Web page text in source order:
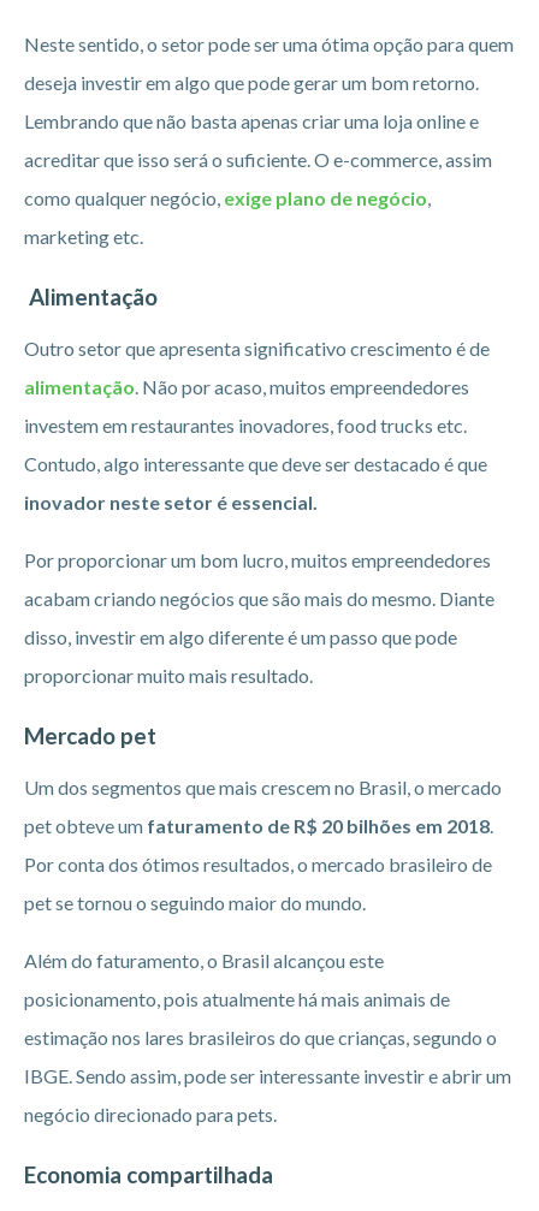
Neste sentido, o setor pode ser uma ótima opção para quem
deseja investir em algo que pode gerar um bom retorno.
Lembrando que não basta apenas criar uma loja online e
acreditar que isso será o suficiente. O e-commerce, assim
como qualquer negócio, exige plano de negócio,
marketing etc.
Alimentação
Outro setor que apresenta significativo crescimento é de
alimentação. Não por acaso, muitos empreendedores
investem em restaurantes inovadores, food trucks etc.
Contudo, algo interessante que deve ser destacado é que
inovador neste setor é essencial.
Por proporcionar um bom lucro, muitos empreendedores
acabam criando negócios que são mais do mesmo. Diante
disso, investir em algo diferente é um passo que pode
proporcionar muito mais resultado.
Mercado pet
Um dos segmentos que mais crescem no Brasil, o mercado
pet obteve um faturamento de R$ 20 bilhões em 2018.
Por conta dos ótimos resultados, o mercado brasileiro de
pet se tornou o seguindo maior do mundo.
Além do faturamento, o Brasil alcançou este
posicionamento, pois atualmente há mais animais de
estimação nos lares brasileiros do que crianças, segundo o
IBGE. Sendo assim, pode ser interessante investir e abrir um
negócio direcionado para pets.
Economia compartilhada